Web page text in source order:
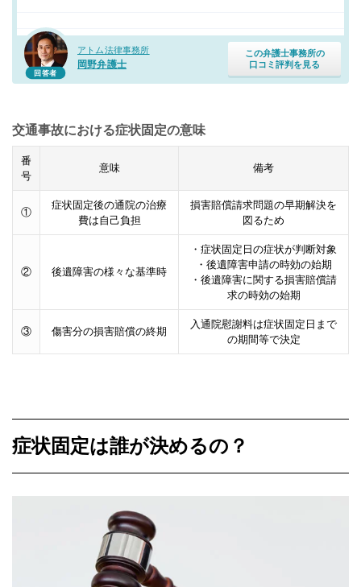
回答者
アトム法律事務所
岡野弁護士
この弁護士事務所の
口コミ評判を見る
交通事故における症状固定の意味
番
号
意味 備考
①
症状固定後の通院の治療
費は自己負担
損害賠償請求問題の早期解決を
図るため
② 後遺障害の様々な基準時
・症状固定日の症状が判断対象
・後遺障害申請の時効の始期
・後遺障害に関する損害賠償請
求の時効の始期
③ 傷害分の損害賠償の終期
入通院慰謝料は症状固定日まで
の期間等で決定
症状固定は誰が決めるの？